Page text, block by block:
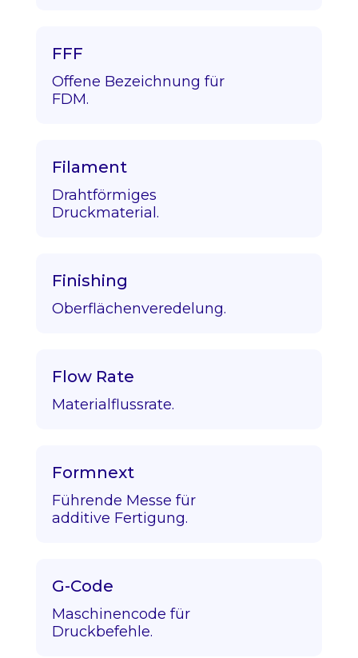
FFF
Offene Bezeichnung für
FDM.
Filament
Drahtförmiges
Druckmaterial.
Finishing
Oberflächenveredelung.
Flow Rate
Materialflussrate.
Formnext
Führende Messe für
additive Fertigung.
G-Code
Maschinencode für
Druckbefehle.